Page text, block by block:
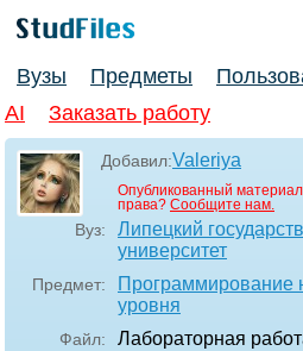
Вузы Предметы
AI
Заказать работу
Добавил:Valeriya
Опубликованный
права? Сообщите нам.
Вуз:
Липецкий
университет
Предмет:
Программирование
уровня
Файл: Лабораторная